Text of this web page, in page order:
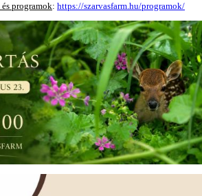
programok: https://szarvasfarm.hu/programok/